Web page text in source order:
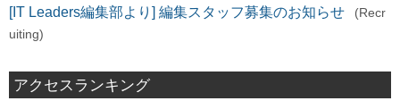
[IT Leaders編集部より] 編集スタッフ募集のお知らせ
(Recr
uiting)
アクセスランキング